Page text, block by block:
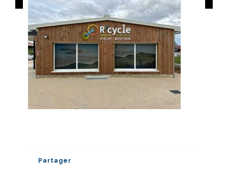
Partager